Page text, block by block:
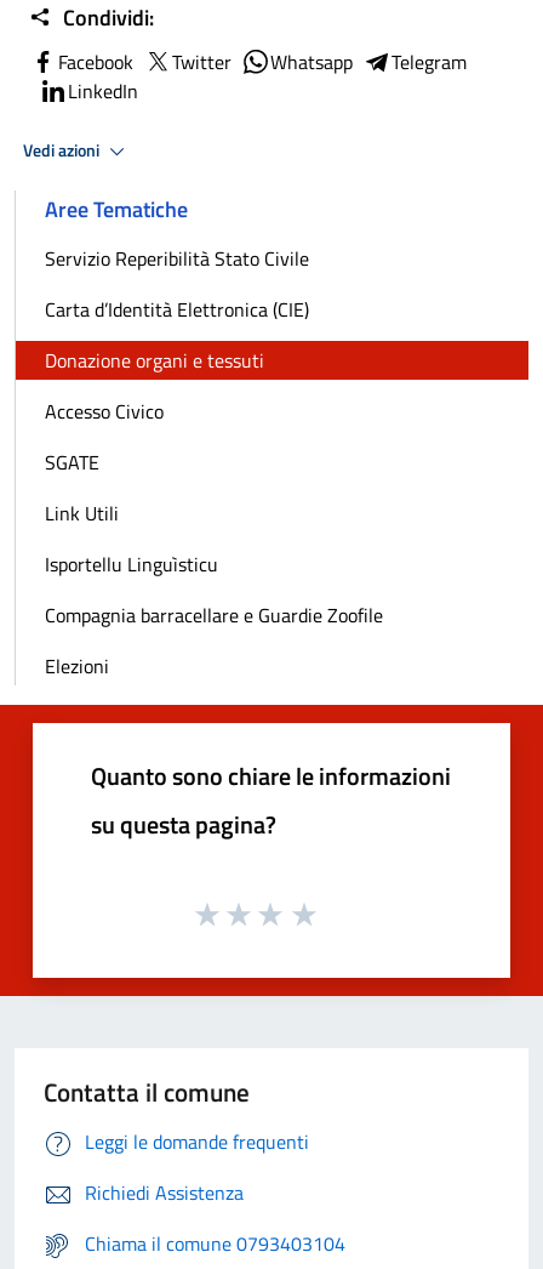
Condividi:
Facebook Twitter Whatsapp
Telegram
LinkedIn
Vedi azioni
Aree Tematiche
Servizio Reperibilità Stato Civile
Carta d’Identità Elettronica (CIE)
Donazione organi e tessuti
Accesso Civico
SGATE
Link Utili
Isportellu Linguìsticu
Compagnia barracellare e Guardie Zoofile
Elezioni
Quanto sono chiare le informazioni
su questa pagina?
Contatta il comune
Leggi le domande frequenti
Richiedi Assistenza
Chiama il comune 0793403104